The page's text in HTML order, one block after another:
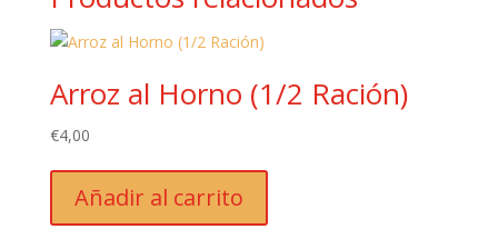
Arroz al Horno (1/2 Ración)
€4,00
Añadir al carrito